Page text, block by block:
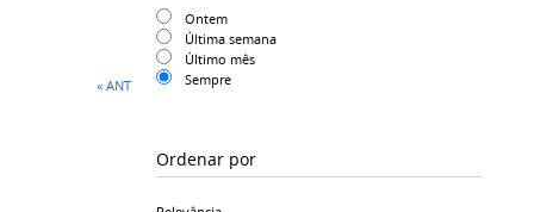
Ontem
Última semana
Último mês
Sempre
Ordenar por
« ANTERIOR 1